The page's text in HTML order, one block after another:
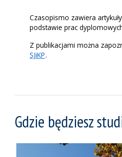
Czasopismo zawiera
podstawie prac
Z publikacjami można
SJiKP.
Gdzie będziesz